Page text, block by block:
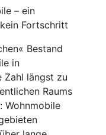
– ein
Fortschritt
Bestand
in
Zahl längst zu
Raums
Wohnmobile